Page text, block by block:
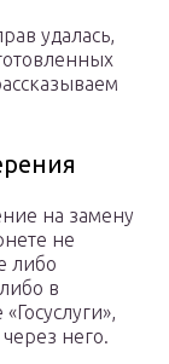
удалась,
на замену
не
либо
в
него.